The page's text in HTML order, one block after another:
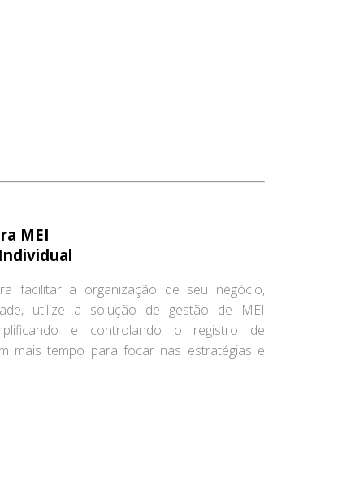
MEI
facilitar a organização de seu negócio,
utilize a solução de gestão de MEI
e controlando o registro de
mais tempo para focar nas estratégias e